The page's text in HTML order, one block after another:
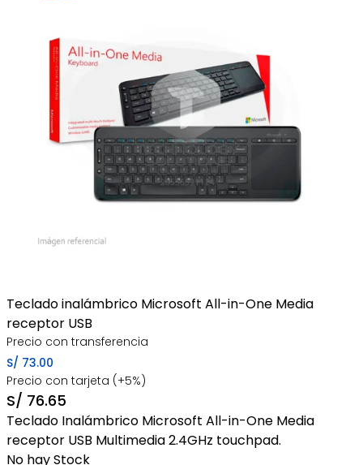
Teclado inalámbrico Microsoft All-in-One Media
receptor USB
Precio con transferencia
S/ 73.00
Precio con tarjeta (+5%)
S/ 76.65
Teclado Inalámbrico Microsoft All-in-One Media
receptor USB Multimedia 2.4GHz touchpad.
No hay Stock